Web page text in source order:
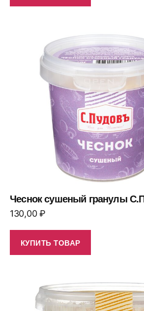
Чеснок сушеный гранулы
130,00₽
КУПИТЬ ТОВАР